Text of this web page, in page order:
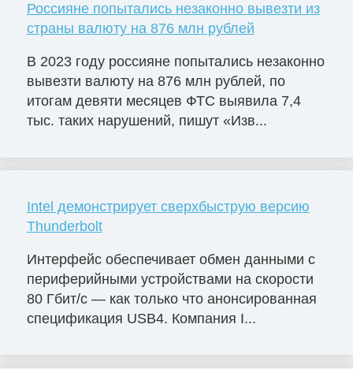
Россияне попытались незаконно вывезти из
страны валюту на 876 млн рублей
В 2023 году россияне попытались незаконно
вывезти валюту на 876 млн рублей, по
итогам девяти месяцев ФТС выявила 7,4
тыс. таких нарушений, пишут «Изв...
Intel демонстрирует сверхбыструю версию
Thunderbolt
Интерфейс обеспечивает обмен данными с
периферийными устройствами на скорости
80 Гбит/с — как только что анонсированная
спецификация USB4. Компания I...